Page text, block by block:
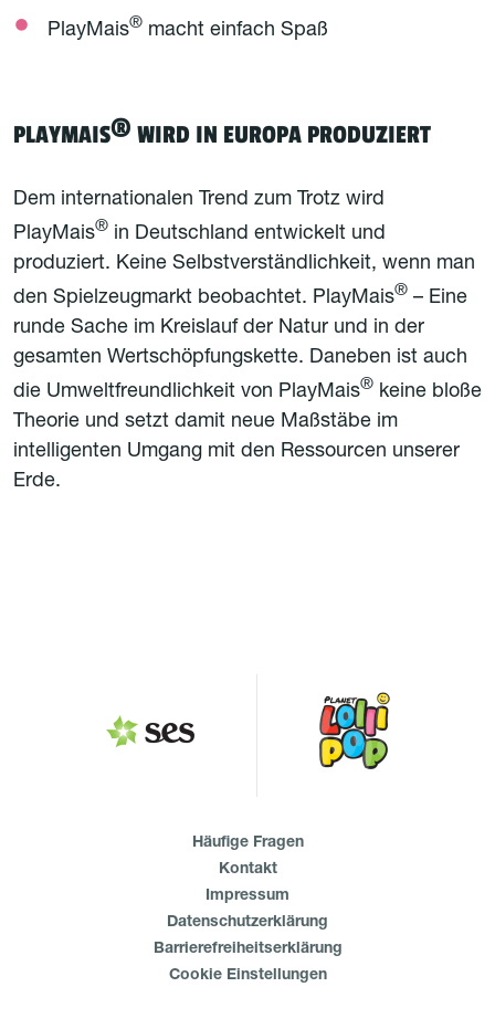
PlayMais® macht einfach Spaß
PLAYMAIS® WIRD IN EUROPA PRODUZIERT
Dem internationalen Trend zum Trotz wird
PlayMais® in Deutschland entwickelt und
produziert. Keine Selbstverständlichkeit, wenn man
den Spielzeugmarkt beobachtet. PlayMais® – Eine
runde Sache im Kreislauf der Natur und in der
gesamten Wertschöpfungskette. Daneben ist auch
die Umweltfreundlichkeit von PlayMais® keine bloße
Theorie und setzt damit neue Maßstäbe im
intelligenten Umgang mit den Ressourcen unserer
Erde.
Häufige Fragen
Kontakt
Impressum
Datenschutzerklärung
Barrierefreiheitserklärung
Cookie Einstellungen